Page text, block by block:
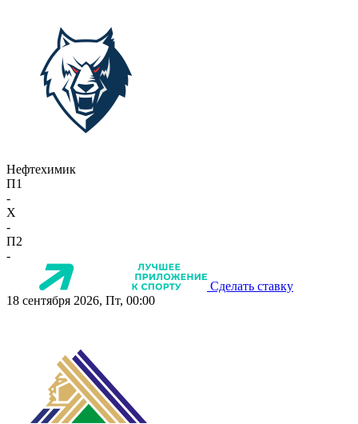
Нефтехимик
П1
-
X
-
П2
-
Сделать ставку
18 сентября 2026, Пт, 00:00